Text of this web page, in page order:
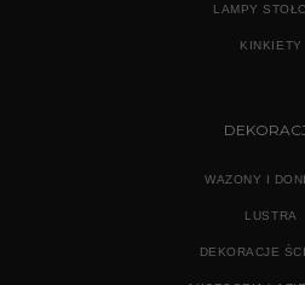
LAMPY
KINKIETY
WAZONY I
LUSTRA
DEKORACJE